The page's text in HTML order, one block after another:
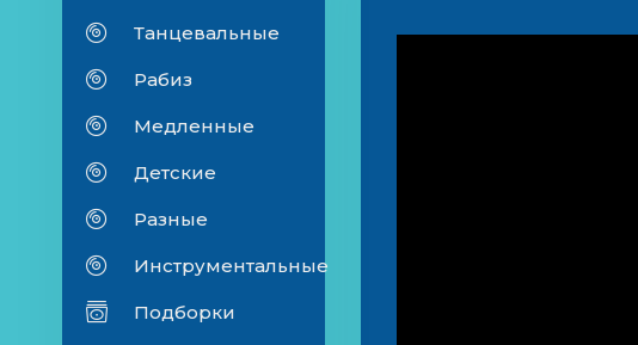
Танцевальные
Рабиз
Медленные
Детские
Разные
Инструментальные
Подборки